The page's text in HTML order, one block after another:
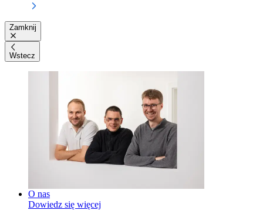
Zamknij
Wstecz
O nas
Dowiedz się więcej